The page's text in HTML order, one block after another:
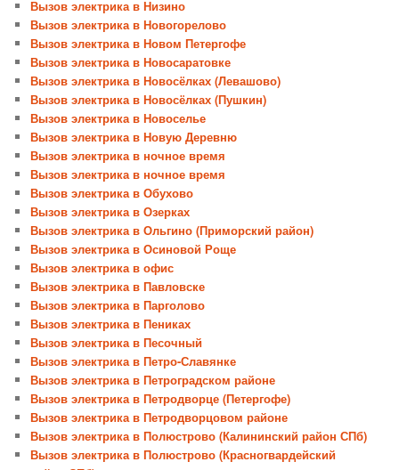
Вызов электрика в Низино
Вызов электрика в Новогорелово
Вызов электрика в Новом Петергофе
Вызов электрика в Новосаратовке
Вызов электрика в Новосёлках (Левашово)
Вызов электрика в Новосёлках (Пушкин)
Вызов электрика в Новоселье
Вызов электрика в Новую Деревню
Вызов электрика в ночное время
Вызов электрика в ночное время
Вызов электрика в Обухово
Вызов электрика в Озерках
Вызов электрика в Ольгино (Приморский район)
Вызов электрика в Осиновой Роще
Вызов электрика в офис
Вызов электрика в Павловске
Вызов электрика в Парголово
Вызов электрика в Пениках
Вызов электрика в Песочный
Вызов электрика в Петро-Славянке
Вызов электрика в Петроградском районе
Вызов электрика в Петродворце (Петергофе)
Вызов электрика в Петродворцовом районе
Вызов электрика в Полюстрово (Калининский район СПб)
Вызов электрика в Полюстрово (Красногвардейский